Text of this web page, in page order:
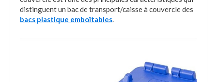
distinguent un bac de transport/caisse à couvercle des
bacs plastique emboîtables.